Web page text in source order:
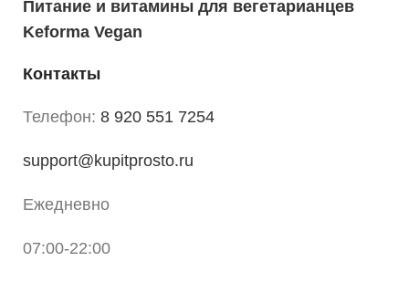
Питание и витамины для вегетарианцев
Keforma Vegan
Контакты
Телефон: 8 920 551 7254
support@kupitprosto.ru
Ежедневно
07:00-22:00